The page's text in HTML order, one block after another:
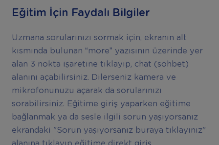
Eğitim İçin Faydalı Bilgiler
Uzmana sorularınızı sormak için, ekranın alt
kısmında bulunan “more” yazısının üzerinde yer
alan 3 nokta işaretine tıklayıp, chat (sohbet)
alanını açabilirsiniz. Dilerseniz kamera ve
mikrofonunuzu açarak da sorularınızı
sorabilirsiniz. Eğitime giriş yaparken eğitime
bağlanmak ya da sesle ilgili sorun yaşıyorsanız
ekrandaki "Sorun yaşıyorsanız buraya tıklayınız"
alanına tıklayıp eğitime direkt giriş